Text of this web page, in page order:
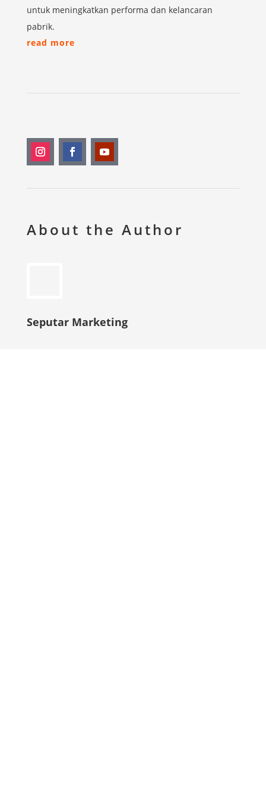
untuk meningkatkan performa dan kelancaran
pabrik.
read more
About the Author
Seputar Marketing